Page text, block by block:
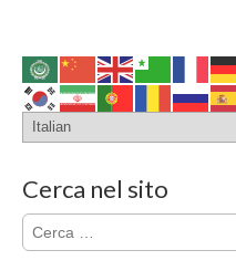
Cerca nel sito
Ricerca
per: